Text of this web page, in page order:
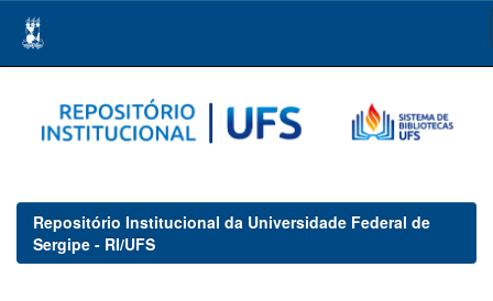
navigation
Repositório Institucional da Universidade Federal de
Sergipe - RI/UFS